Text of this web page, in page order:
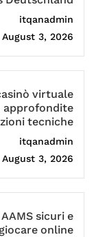
itqanadmin
August 3, 2026
virtuale
approfondite
tecniche
itqanadmin
August 3, 2026
sicuri e
online